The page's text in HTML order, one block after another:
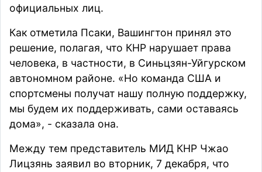
официальных лиц.
Как отметила Псаки, Вашингтон принял это
решение, полагая, что КНР нарушает права
человека, в частности, в Синьцзян-Уйгурском
автономном районе. «Но команда США и
спортсмены получат нашу полную поддержку,
мы будем их поддерживать, сами оставаясь
дома», - сказала она.
Между тем представитель МИД КНР Чжао
Лицзянь заявил во вторник, 7 декабря, что